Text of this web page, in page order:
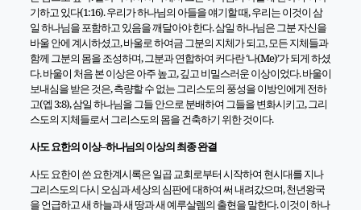
기하고 있다(1:16).우리가 하나님의 아들을 얘기할 때,우리는 이것이 삼
일 하나님을 포함하고 있음을 깨달아야 한다.삼일 하나님은 그분 자신을
바울 안에 계시하셨고,바울로 하여금 그분의 지체가 되고,모든 지체들과
함께 그분의 몸을 조성하며,그분과 연합하여 커다란‘나(Me)’가 되게 하셨
다.바울이 처음 본 이상은 아주 높고,깊고 비밀스러운 이상이었다.바울이
보내심을 받은 것은,측량할 수 없는 그리스도의 풍성을 이방인에게 전하
고(엡3:8),삼일 하나님을 그들 안으로 분배하여 그들을 변화시키고,그리
스도의 지체들로서 그리스도의 몸을 건축하기 위한 것이다.
사도 요한의 이상–하나님의 이상의 최종 완결
사도 요한이 쓴 요한계시록은 일곱 교회로부터 시작하여 현시대를 지나
그리스도의 다시 오심과 세상의 심판에 대하여 써 내려갔으며,천년왕국
을 언급하고 새 하늘과 새 땅과 새 예루살렘의 출현을 말한다.이것이 하나